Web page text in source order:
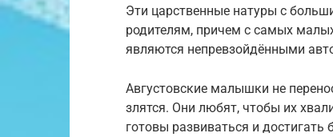
Эти царственные натуры с
родителям, причем с самых
являются непревзойдёнными
Августовские малышки не
злятся. Они любят, чтобы их
готовы развиваться и